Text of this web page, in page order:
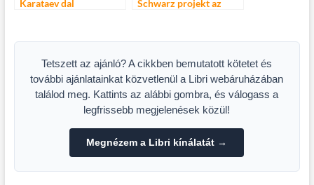
Karataev dal
Schwarz projekt az
Tetszett az ajánló? A cikkben bemutatott kötetet és
további ajánlatainkat közvetlenül a Libri webáruházában
találod meg. Kattints az alábbi gombra, és válogass a
legfrissebb megjelenések közül!
Megnézem a Libri kínálatát →